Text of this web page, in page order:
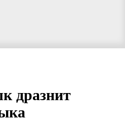
дразнит